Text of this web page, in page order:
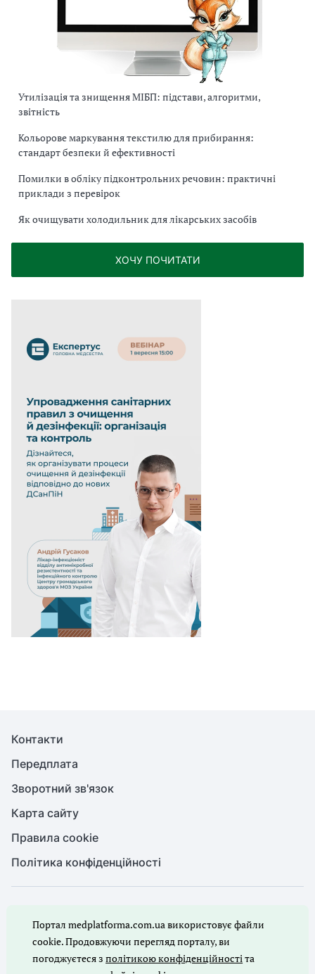
Утилізація та знищення МІБП: підстави, алгоритми,
звітність
Кольорове маркування текстилю для прибирання:
стандарт безпеки й ефективності
Помилки в обліку підконтрольних речовин: практичні
приклади з перевірок
Як очищувати холодильник для лікарських засобів
ХОЧУ ПОЧИТАТИ
Контакти
Передплата
Зворотний зв'язок
Карта сайту
Правила cookie
Політика конфіденційності
Повне або часткове копіювання будь-яких матеріалів порталу,
цитування, публікація їх анотованих оглядів допускаються лише
з письмового дозволу редакції порталу.
Портал medplatforma.com.ua використовує файли
cookie. Продовжуючи перегляд порталу, ви
погоджуєтеся зполітикою конфіденційностіта